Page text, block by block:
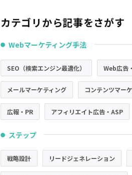
カテゴリから記事をさがす
● Webマーケティング手法
SEO（検索エンジン最適化） Web広告
メールマーケティング コンテンツマー
広報・PR アフィリエイト広告・ASP
● ステップ
戦略設計 リードジェネレーション